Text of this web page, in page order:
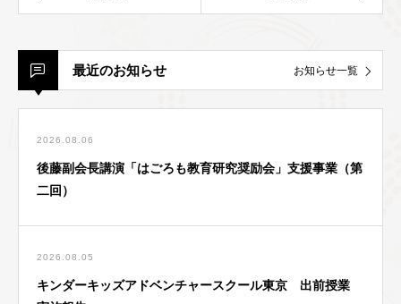
最近のお知らせ お知らせ一覧
2026.08.06
後藤副会長講演「はごろも教育研究奨励会」支援事業（第
二回）
2026.08.05
キンダーキッズアドベンチャースクール東京 出前授業